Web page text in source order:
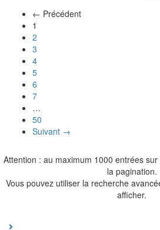
← Précédent
1
2
3
4
5
6
7
…
50
Suivant →
Attention : au maximum 1000 entrées
la pagination.
Vous pouvez utiliser la recherche
afficher.